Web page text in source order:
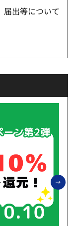
出等について